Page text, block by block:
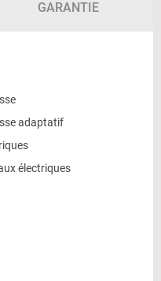
GARANTIE
adaptatif
électriques